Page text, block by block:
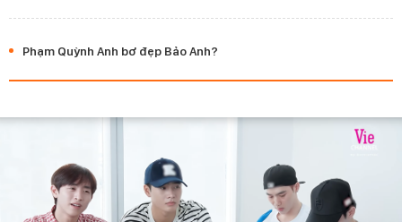
Phạm Quỳnh Anh bơ đẹp Bảo Anh?